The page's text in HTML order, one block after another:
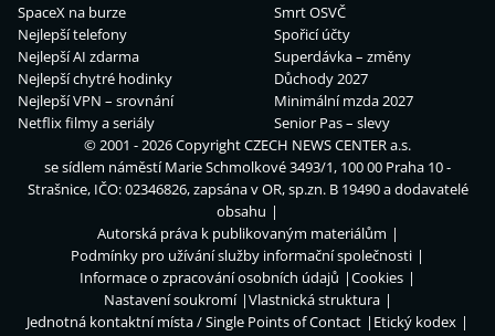
SpaceX na burze
Nejlepší telefony
Nejlepší AI zdarma
Nejlepší chytré hodinky
Nejlepší VPN – srovnání
Netflix filmy a seriály
Smrt OSVČ
Spořicí účty
Superdávka – změny
Důchody 2027
Minimální mzda 2027
Senior Pas – slevy
© 2001 - 2026 CopyrightCZECH NEWS CENTER a.s.
se sídlem náměstí Marie Schmolkové 3493/1, 100 00 Praha 10 -
Strašnice, IČO: 02346826, zapsána v OR, sp.zn. B 19490 a dodavatelé
obsahu
Autorská práva k publikovaným materiálům
Podmínky pro užívání služby informační společnosti
Informace o zpracování osobních údajů
Cookies
Nastavení soukromí
Vlastnická struktura
Jednotná kontaktní místa / Single Points of Contact
Etický kodex